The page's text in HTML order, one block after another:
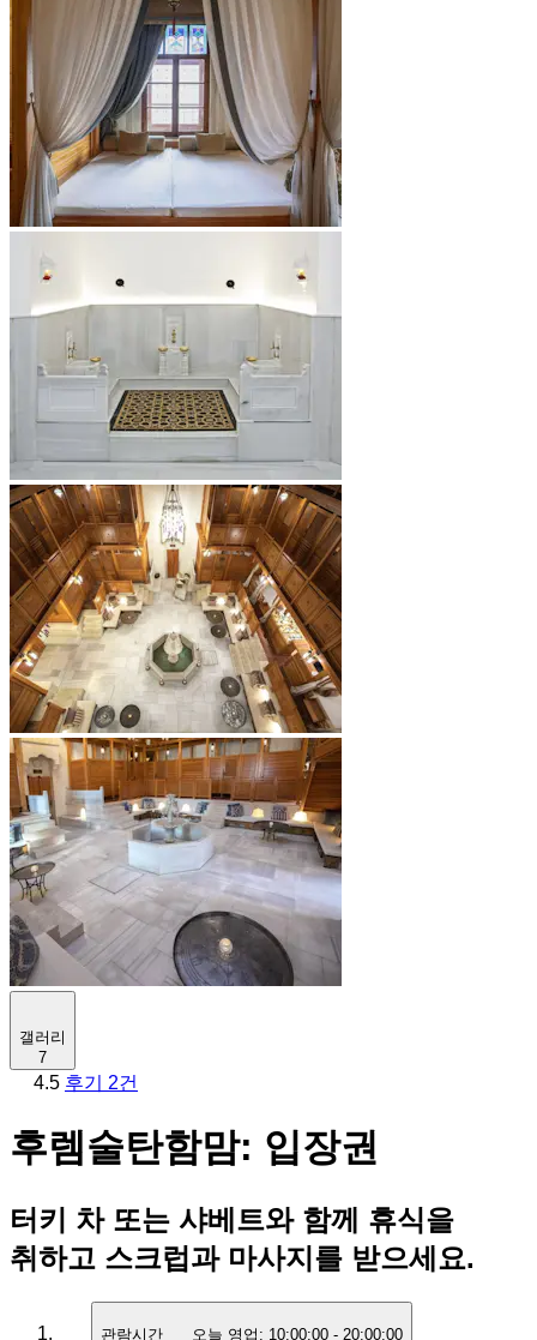
갤러리
7
4.5 후기 2건
후렘술탄함맘: 입장권
터키 차 또는 샤베트와 함께 휴식을
취하고 스크럽과 마사지를 받으세요.
관람시간 오늘 영업: 10:00:00 - 20:00:00